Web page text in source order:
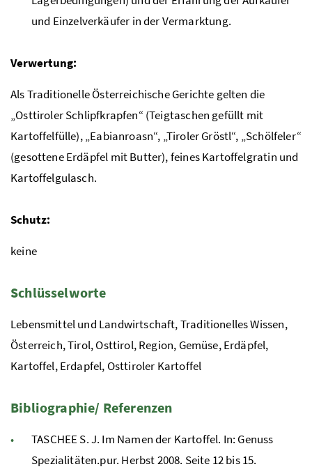
und Einzelverkäufer in der Vermarktung.
Verwertung:
Als Traditionelle Österreichische Gerichte gelten die
„Osttiroler Schlipfkrapfen“ (Teigtaschen gefüllt mit
Kartoffelfülle), „Eabianroasn“, „Tiroler Gröstl“, „Schölfeler“
(gesottene Erdäpfel mit Butter), feines Kartoffelgratin und
Kartoffelgulasch.
Schutz:
keine
Schlüsselworte
Lebensmittel und Landwirtschaft, Traditionelles Wissen,
Österreich, Tirol, Osttirol, Region, Gemüse, Erdäpfel,
Kartoffel, Erdapfel, Osttiroler Kartoffel
Bibliographie/ Referenzen
TASCHEE S. J. Im Namen der Kartoffel. In: Genuss
Spezialitäten.pur. Herbst 2008. Seite 12 bis 15.